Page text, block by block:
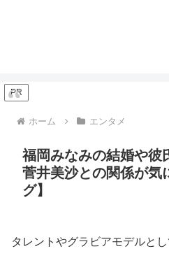
PR
ホーム エンタメ
福岡みなみの結婚や彼
菅井美沙との関係が気
グ】
タレントやグラビアモデルと